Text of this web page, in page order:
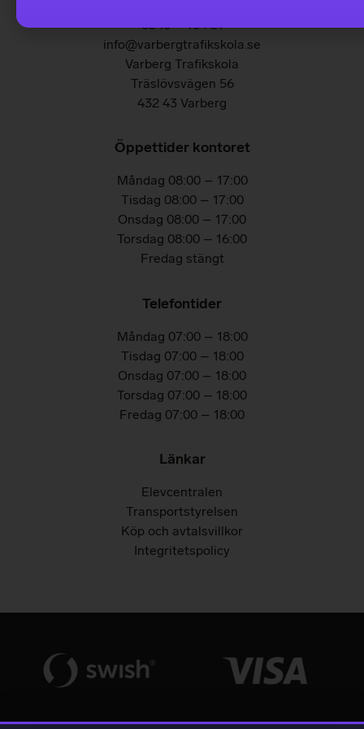
0340 – 104 31
info@varbergtrafikskola.se
Varberg Trafikskola
Träslövsvägen 56
432 43 Varberg
Öppettider kontoret
Måndag 08:00 – 17:00
Tisdag 08:00 – 17:00
Onsdag 08:00 – 17:00
Torsdag 08:00 – 16:00
Fredag stängt
Telefontider
Måndag 07:00 – 18:00
Tisdag 07:00 – 18:00
Onsdag 07:00 – 18:00
Torsdag 07:00 – 18:00
Fredag 07:00 – 18:00
Länkar
Elevcentralen
Transportstyrelsen
Köp och avtalsvillkor
Integritetspolicy